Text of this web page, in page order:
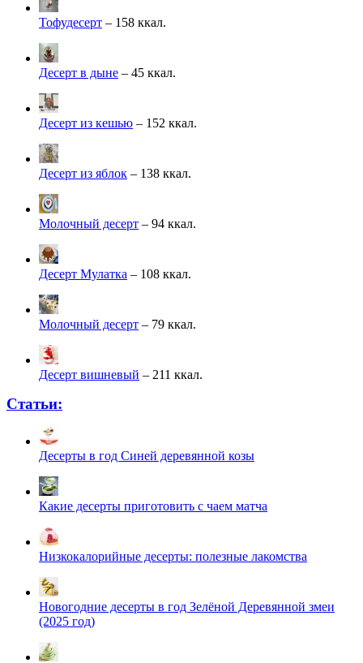
Тофудесерт – 158 ккал.
Десерт в дыне – 45 ккал.
Десерт из кешью – 152 ккал.
Десерт из яблок – 138 ккал.
Молочный десерт – 94 ккал.
Десерт Мулатка – 108 ккал.
Молочный десерт – 79 ккал.
Десерт вишневый – 211 ккал.
Статьи:
Десерты в год Cиней деревянной козы
Какие десерты приготовить с чаем матча
Низкокалорийные десерты: полезные лакомства
Новогодние десерты в год Зелёной Деревянной змеи
(2025 год)